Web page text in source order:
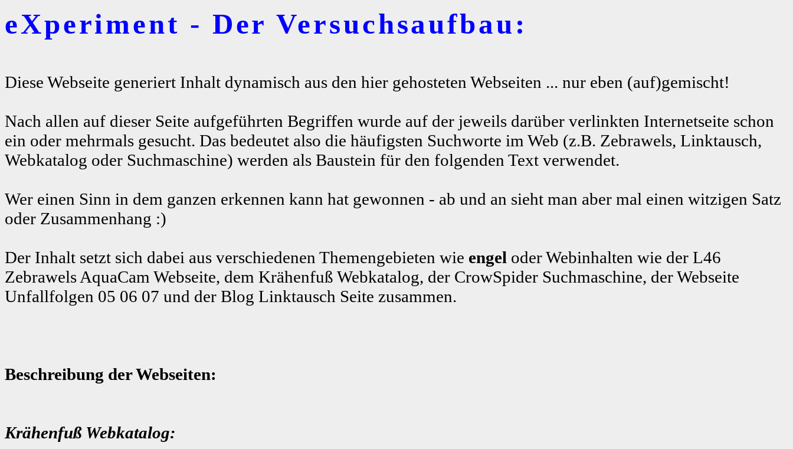
eXperiment - Der Versuchsaufbau:
Diese Webseite generiert Inhalt dynamisch aus den hier gehosteten Webseiten ... nur eben (auf)gemischt!
Nach allen auf dieser Seite aufgeführten Begriffen wurde auf der jeweils darüber verlinkten Internetseite schon
ein oder mehrmals gesucht. Das bedeutet also die häufigsten Suchworte im Web (z.B. Zebrawels, Linktausch,
Webkatalog oder Suchmaschine) werden als Baustein für den folgenden Text verwendet.
Wer einen Sinn in dem ganzen erkennen kann hat gewonnen - ab und an sieht man aber mal einen witzigen Satz
oder Zusammenhang :)
Der Inhalt setzt sich dabei aus verschiedenen Themengebieten wie engel oder Webinhalten wie der L46
Zebrawels AquaCam Webseite, dem Krähenfuß Webkatalog, der CrowSpider Suchmaschine, der Webseite
Unfallfolgen 05 06 07 und der Blog Linktausch Seite zusammen.
Beschreibung der Webseiten:
Krähenfuß Webkatalog: